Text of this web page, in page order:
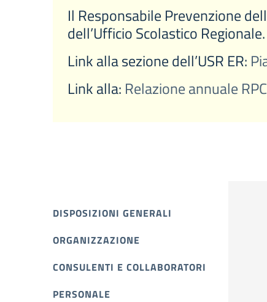
Il Responsabile Prevenzione
dell’Ufficio Scolastico
Link alla sezione dell’USR ER:
Link alla: Relazione annuale
DISPOSIZIONI GENERALI
ORGANIZZAZIONE
CONSULENTI E COLLABORATORI
PERSONALE